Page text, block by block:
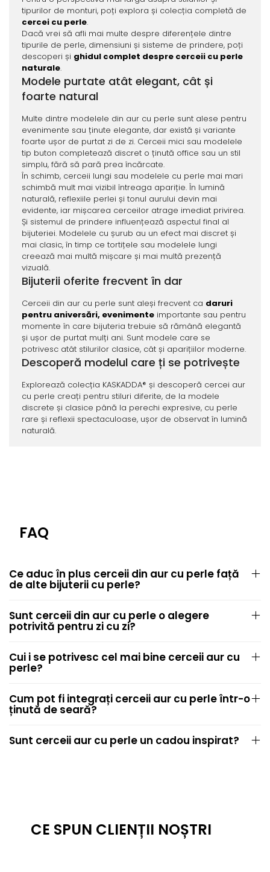
tipurilor de monturi, poți explora și colecția completă de
cercei cu perle.
Dacă vrei să afli mai multe despre diferențele dintre
tipurile de perle, dimensiuni și sisteme de prindere, poți
descoperi și ghidul complet despre cerceii cu perle
naturale.
Modele purtate atât elegant, cât și
foarte natural
Multe dintre modelele din aur cu perle sunt alese pentru
evenimente sau ținute elegante, dar există și variante
foarte ușor de purtat zi de zi. Cerceii mici sau modelele
tip buton completează discret o ținută office sau un stil
simplu, fără să pară prea încărcate.
În schimb, cerceii lungi sau modelele cu perle mai mari
schimbă mult mai vizibil întreaga apariție. În lumină
naturală, reflexiile perlei și tonul aurului devin mai
evidente, iar mișcarea cerceilor atrage imediat privirea.
Și sistemul de prindere influențează aspectul final al
bijuteriei. Modelele cu șurub au un efect mai discret și
mai clasic, în timp ce tortițele sau modelele lungi
creează mai multă mișcare și mai multă prezență
vizuală.
Bijuterii oferite frecvent în dar
Cerceii din aur cu perle sunt aleși frecvent ca daruri
pentru aniversări, evenimenteimportante sau pentru
momente în care bijuteria trebuie să rămână elegantă
și ușor de purtat mulți ani. Sunt modele care se
potrivesc atât stilurilor clasice, cât și aparițiilor moderne.
Descoperă modelul care ți se potrivește
Explorează colecția KASKADDA® și descoperă cercei aur
cu perle creați pentru stiluri diferite, de la modele
discrete și clasice până la perechi expresive, cu perle
rare și reflexii spectaculoase, ușor de observat în lumină
naturală.
FAQ
Ce aduc în plus cerceii din aur cu perle față
de alte bijuterii cu perle?
Sunt cerceii din aur cu perle o alegere
potrivită pentru zi cu zi?
Cui i se potrivesc cel mai bine cerceii aur cu
perle?
Cum pot fi integrați cerceii aur cu perle într-o
ținută de seară?
Sunt cerceii aur cu perle un cadou inspirat?
CE SPUN CLIENȚII NOȘTRI